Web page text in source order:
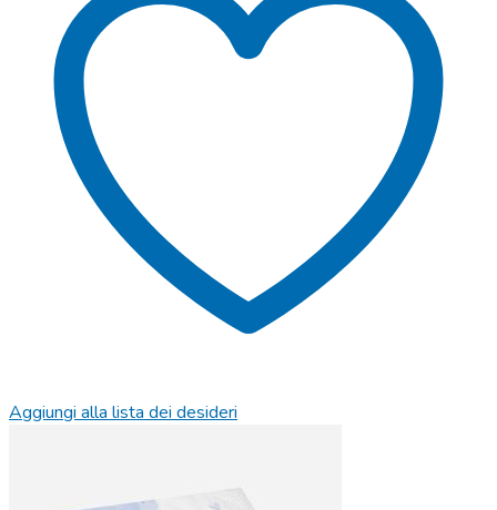
Aggiungi alla lista dei desideri